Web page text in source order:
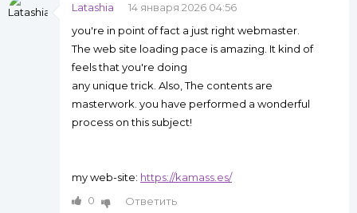
Latashia
14 января 2026 04:56
you're in point of fact a just right webmaster.
The web site loading pace is amazing. It kind of
feels that you're doing
any unique trick. Also, The contents are
masterwork. you have performed a wonderful
process on this subject!
my web-site: https://kamass.es/
0
Ответить